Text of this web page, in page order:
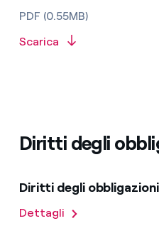
PDF (0.55MB)
Scarica
Diritti degli
Diritti degli
Dettagli